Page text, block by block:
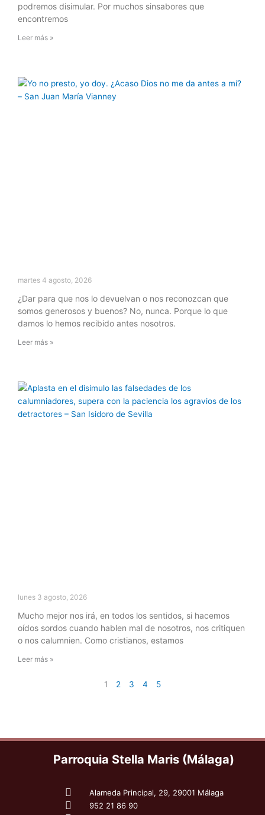
podremos disimular. Por muchos sinsabores que
encontremos
Leer más »
martes 4 agosto, 2026
¿Dar para que nos lo devuelvan o nos reconozcan que
somos generosos y buenos? No, nunca. Porque lo que
damos lo hemos recibido antes nosotros.
Leer más »
lunes 3 agosto, 2026
Mucho mejor nos irá, en todos los sentidos, si hacemos
oídos sordos cuando hablen mal de nosotros, nos critiquen
o nos calumnien. Como cristianos, estamos
Leer más »
1 2 3 4 5
Parroquia Stella Maris (Málaga)
Alameda Principal, 29, 29001 Málaga
952 21 86 90